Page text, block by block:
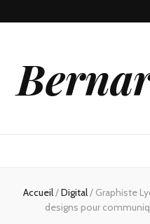
Accueil/Digital/ Graphiste
designs pour